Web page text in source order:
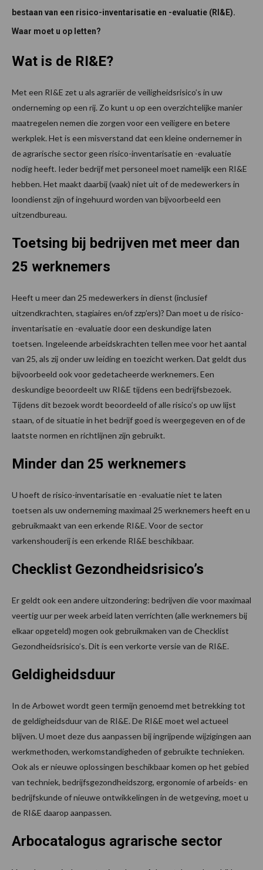
bestaan van een risico-inventarisatie en -evaluatie (RI&E).
Waar moet u op letten?
Wat is de RI&E?
Met een RI&E zet u als agrariër de veiligheidsrisico’s in uw
onderneming op een rij. Zo kunt u op een overzichtelijke manier
maatregelen nemen die zorgen voor een veiligere en betere
werkplek. Het is een misverstand dat een kleine ondernemer in
de agrarische sector geen risico-inventarisatie en -evaluatie
nodig heeft. Ieder bedrijf met personeel moet namelijk een RI&E
hebben. Het maakt daarbij (vaak) niet uit of de medewerkers in
loondienst zijn of ingehuurd worden van bijvoorbeeld een
uitzendbureau.
Toetsing bij bedrijven met meer dan
25 werknemers
Heeft u meer dan 25 medewerkers in dienst (inclusief
uitzendkrachten, stagiaires en/of zzp’ers)? Dan moet u de risico-
inventarisatie en -evaluatie door een deskundige laten
toetsen. Ingeleende arbeidskrachten tellen mee voor het aantal
van 25, als zij onder uw leiding en toezicht werken. Dat geldt dus
bijvoorbeeld ook voor gedetacheerde werknemers. Een
deskundige beoordeelt uw RI&E tijdens een bedrijfsbezoek.
Tijdens dit bezoek wordt beoordeeld of alle risico’s op uw lijst
staan, of de situatie in het bedrijf goed is weergegeven en of de
laatste normen en richtlijnen zijn gebruikt.
Minder dan 25 werknemers
U hoeft de risico-inventarisatie en -evaluatie niet te laten
toetsen als uw onderneming maximaal 25 werknemers heeft en u
gebruikmaakt van een erkende RI&E. Voor de sector
varkenshouderij is een erkende RI&E beschikbaar.
Checklist Gezondheidsrisico’s
Er geldt ook een andere uitzondering: bedrijven die voor maximaal
veertig uur per week arbeid laten verrichten (alle werknemers bij
elkaar opgeteld) mogen ook gebruikmaken van de Checklist
Gezondheidsrisico’s. Dit is een verkorte versie van de RI&E.
Geldigheidsduur
In de Arbowet wordt geen termijn genoemd met betrekking tot
de geldigheidsduur van de RI&E. De RI&E moet wel actueel
blijven. U moet deze dus aanpassen bij ingrijpende wijzigingen aan
werkmethoden, werkomstandigheden of gebruikte technieken.
Ook als er nieuwe oplossingen beschikbaar komen op het gebied
van techniek, bedrijfsgezondheidszorg, ergonomie of arbeids- en
bedrijfskunde of nieuwe ontwikkelingen in de wetgeving, moet u
de RI&E daarop aanpassen.
Arbocatalogus agrarische sector